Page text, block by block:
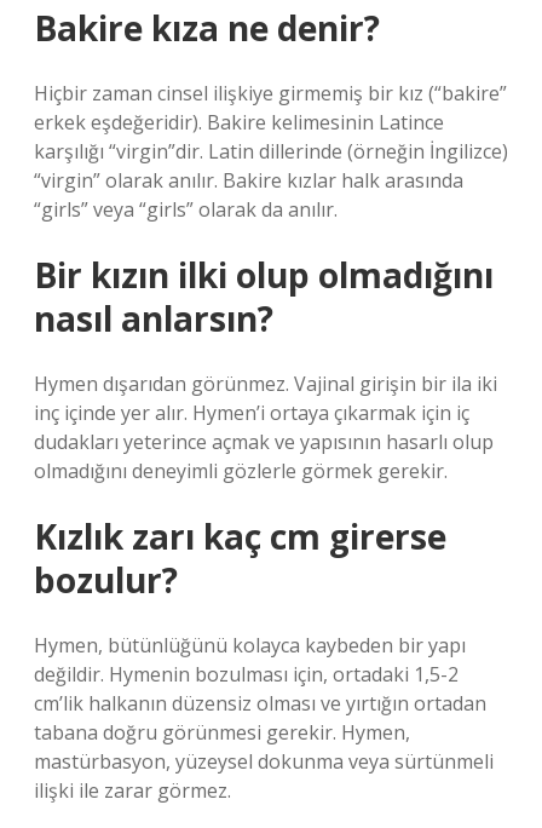
Bakire kıza ne denir?
Hiçbir zaman cinsel ilişkiye girmemiş bir kız (“bakire”
erkek eşdeğeridir). Bakire kelimesinin Latince
karşılığı “virgin”dir. Latin dillerinde (örneğin İngilizce)
“virgin” olarak anılır. Bakire kızlar halk arasında
“girls” veya “girls” olarak da anılır.
Bir kızın ilki olup olmadığını
nasıl anlarsın?
Hymen dışarıdan görünmez. Vajinal girişin bir ila iki
inç içinde yer alır. Hymen’i ortaya çıkarmak için iç
dudakları yeterince açmak ve yapısının hasarlı olup
olmadığını deneyimli gözlerle görmek gerekir.
Kızlık zarı kaç cm girerse
bozulur?
Hymen, bütünlüğünü kolayca kaybeden bir yapı
değildir. Hymenin bozulması için, ortadaki 1,5-2
cm’lik halkanın düzensiz olması ve yırtığın ortadan
tabana doğru görünmesi gerekir. Hymen,
mastürbasyon, yüzeysel dokunma veya sürtünmeli
ilişki ile zarar görmez.